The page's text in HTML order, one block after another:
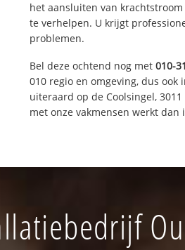
het aansluiten van
te verhelpen. U krijgt
problemen.
Bel deze ochtend nog met 010-
010 regio en omgeving, dus ook
uiteraard op de Coolsingel,
met onze vakmensen werkt